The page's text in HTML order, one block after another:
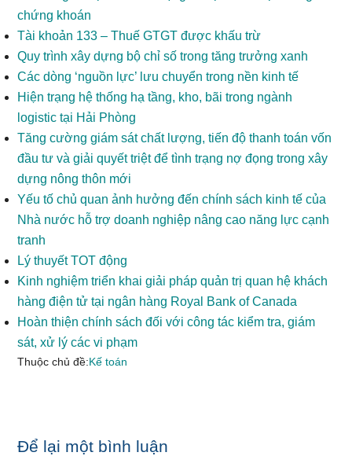
chứng khoán
Tài khoản 133 – Thuế GTGT được khấu trừ
Quy trình xây dựng bộ chỉ số trong tăng trưởng xanh
Các dòng ‘nguồn lực’ lưu chuyển trong nền kinh tế
Hiện trạng hệ thống hạ tầng, kho, bãi trong ngành
logistic tại Hải Phòng
Tăng cường giám sát chất lượng, tiến độ thanh toán vốn
đầu tư và giải quyết triệt để tình trạng nợ đọng trong xây
dựng nông thôn mới
Yếu tố chủ quan ảnh hưởng đến chính sách kinh tế của
Nhà nước hỗ trợ doanh nghiệp nâng cao năng lực cạnh
tranh
Lý thuyết TOT động
Kinh nghiệm triển khai giải pháp quản trị quan hệ khách
hàng điện tử tại ngân hàng Royal Bank of Canada
Hoàn thiện chính sách đối với công tác kiểm tra, giám
sát, xử lý các vi phạm
Thuộc chủ đề:Kế toán
Reader
Để lại một bình luận